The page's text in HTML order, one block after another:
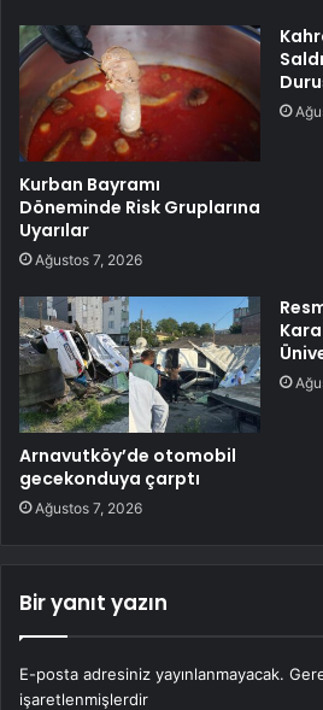
Kurban Bayramı
Döneminde Risk Gruplarına
Uyarılar
Ağustos 7, 2026
Arnavutköy’de otomobil
gecekonduya çarptı
Ağustos 7, 2026
Bir yanıt yazın
E-posta adresiniz yayınlanmayacak.
işaretlenmişlerdir